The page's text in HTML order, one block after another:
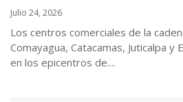
Julio 24, 2026
Los centros comerciales de la
Comayagua, Catacamas, Juticalpa y
en los epicentros de....